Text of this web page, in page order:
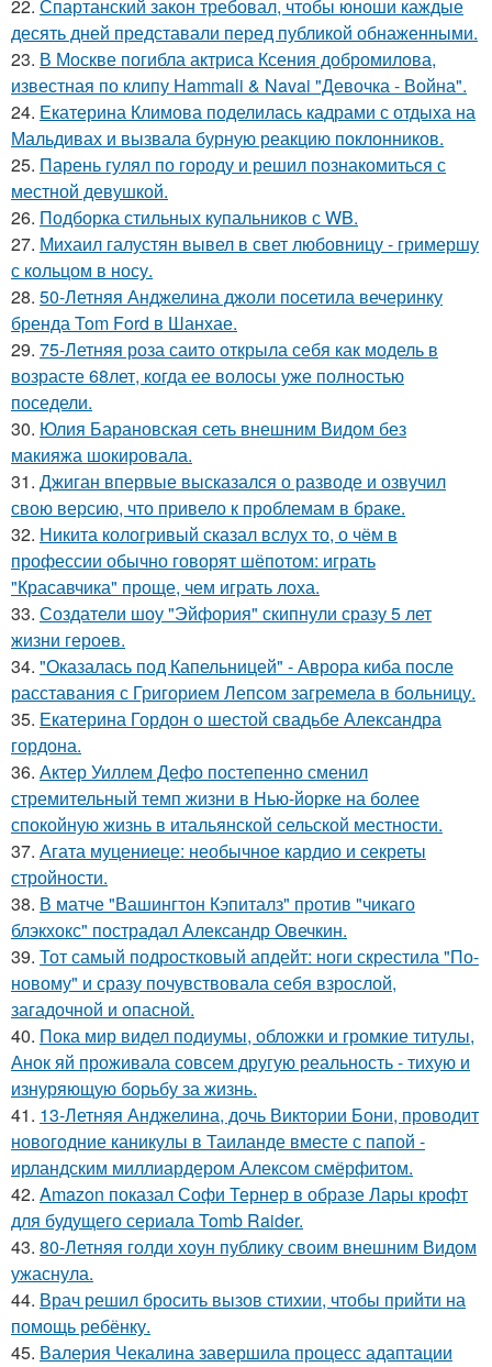
22. Спартанский закон требовал, чтобы юноши каждые
десять дней представали перед публикой обнаженными.
23. В Москве погибла актриса Ксения добромилова,
известная по клипу Hammali & Navai "Девочка - Война".
24. Екатерина Климова поделилась кадрами с отдыха на
Мальдивах и вызвала бурную реакцию поклонников.
25. Парень гулял по городу и решил познакомиться с
местной девушкой.
26. Подборка стильных купальников с WB.
27. Михаил галустян вывел в свет любовницу - гримершу
с кольцом в носу.
28. 50-Летняя Анджелина джоли посетила вечеринку
бренда Tom Ford в Шанхае.
29. 75-Летняя роза саито открыла себя как модель в
возрасте 68лет, когда ее волосы уже полностью
поседели.
30. Юлия Барановская сеть внешним Видом без
макияжа шокировала.
31. Джиган впервые высказался о разводе и озвучил
свою версию, что привело к проблемам в браке.
32. Никита кологривый сказал вслух то, о чём в
профессии обычно говорят шёпотом: играть
"Красавчика" проще, чем играть лоха.
33. Создатели шоу "Эйфория" скипнули сразу 5 лет
жизни героев.
34. "Оказалась под Капельницей" - Аврора киба после
расставания с Григорием Лепсом загремела в больницу.
35. Екатерина Гордон о шестой свадьбе Александра
гордона.
36. Актер Уиллем Дефо постепенно сменил
стремительный темп жизни в Нью-йорке на более
спокойную жизнь в итальянской сельской местности.
37. Агата муцениеце: необычное кардио и секреты
стройности.
38. В матче "Вашингтон Кэпиталз" против "чикаго
блэкхокс" пострадал Александр Овечкин.
39. Тот самый подростковый апдейт: ноги скрестила "По-
новому" и сразу почувствовала себя взрослой,
загадочной и опасной.
40. Пока мир видел подиумы, обложки и громкие титулы,
Анок яй проживала совсем другую реальность - тихую и
изнуряющую борьбу за жизнь.
41. 13-Летняя Анджелина, дочь Виктории Бони, проводит
новогодние каникулы в Таиланде вместе с папой -
ирландским миллиардером Алексом смёрфитом.
42. Amazon показал Софи Тернер в образе Лары крофт
для будущего сериала Tomb Raider.
43. 80-Летняя голди хоун публику своим внешним Видом
ужаснула.
44. Врач решил бросить вызов стихии, чтобы прийти на
помощь ребёнку.
45. Валерия Чекалина завершила процесс адаптации